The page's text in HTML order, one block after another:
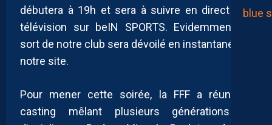
débutera à 19h et sera à suivre en direct à la
télévision sur beIN SPORTS. Evidemment, le
sort de notre club sera dévoilé en instantané sur
notre site.
Pour mener cette soirée, la FFF a réuni un
casting mêlant plusieurs générations et